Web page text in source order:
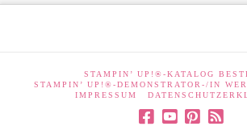
STAMPIN’ UP!®-KATALOG
STAMPIN’ UP!®-DEMONSTRATOR-/IN
IMPRESSUM